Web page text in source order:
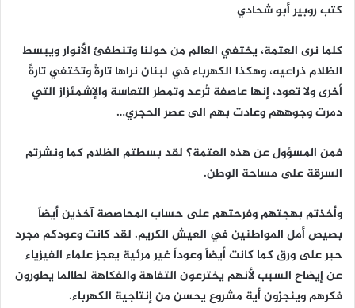
كتب روبير أبو شحادي
كلما نرى العتمة، يختفي العالم من حولنا وتنطفئ الأنوار ويبسط
الظلام ذراعيه، وهكذا الكهرباء في لبنان نراها تارةً وتختفي تارةً
أخرى ولا تعود، إنها عاصفة تُرعد وتمطر التعاسة والإشمئزاز التي
دمرت وجوههم وعادت بهم الى عصر الحجري…
فمن المسؤول عن هذه العتمة؟ لقد بسطتم الظلام كما ونشرتم
السرقة على مساحة الوطن.
وأخذتم بهجتهم وفرحتهم على حساب المحاصصة آخذين أيضاً
بصيص أمل المواطنين في العيش الكريم. لقد كانت وعودكم مجرد
حبر على ورق كما كانت أيضاً وعوداً غير مرئية يعجز علماء الفيزياء
عن إيضاح السبب لأنهم يخترعون التفاهة والفكاهة لطالما يطورون
فكرهم وينجزون أية مشروع يحسن من إنتاجية الكهرباء.